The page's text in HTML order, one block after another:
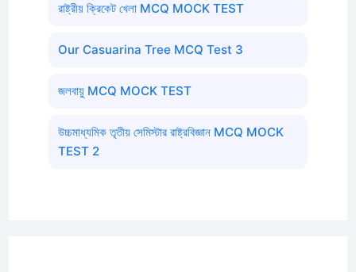
রাষ্ট্রীয় ক্রিকেট খেলা MCQ MOCK TEST
Our Casuarina Tree MCQ Test 3
জলবায়ু MCQ MOCK TEST
উচ্চমাধ্যমিক তৃতীয় সেমিস্টার রাষ্ট্রবিজ্ঞান MCQ MOCK
TEST 2